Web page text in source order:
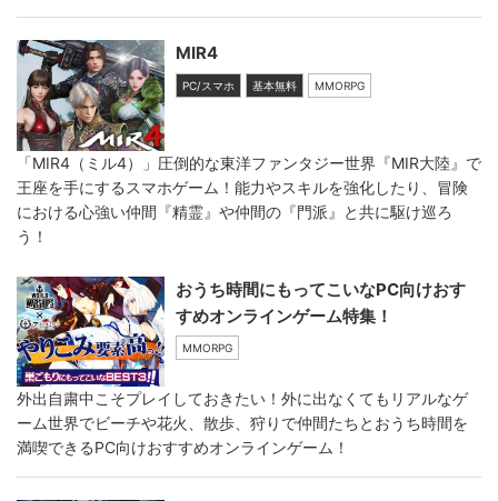
MIR4
PC/スマホ 基本無料 MMORPG
「MIR4（ミル4）」圧倒的な東洋ファンタジー世界『MIR大陸』で
王座を手にするスマホゲーム！能力やスキルを強化したり、冒険
における心強い仲間『精霊』や仲間の『門派』と共に駆け巡ろ
う！
おうち時間にもってこいなPC向けおす
すめオンラインゲーム特集！
MMORPG
外出自粛中こそプレイしておきたい！外に出なくてもリアルなゲ
ーム世界でビーチや花火、散歩、狩りで仲間たちとおうち時間を
満喫できるPC向けおすすめオンラインゲーム！